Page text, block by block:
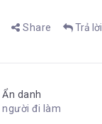
Share Trả lời
Ẩn danh
người đi làm